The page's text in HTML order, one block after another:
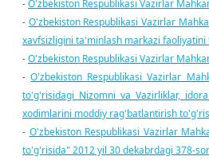
- O'zbekiston Respublikasi Vazirlar
- O'zbekiston Respublikasi Vazirlar
xavfsizligini ta'minlash markazi
- O'zbekiston Respublikasi Vazirlar
- O'zbekiston Respublikasi Vazirlar
to'g'risidagi Nizomni va Vazirliklar,
xodimlarini moddiy rag'batlantirish
- O'zbekiston Respublikasi Vazirlar
to'g'risida" 2012 yil 30 dekabrdagi 378-